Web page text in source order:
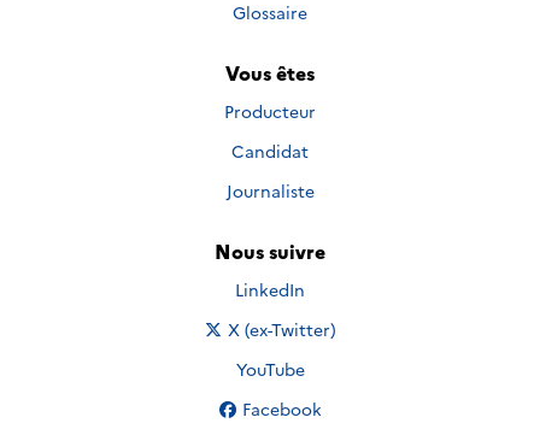
Glossaire
Vous êtes
Producteur
Candidat
Journaliste
Nous suivre
Nous suivre sur
LinkedIn
Nous suivre sur
X (ex-Twitter)
Nous suivre sur
YouTube
Nous suivre sur
Facebook